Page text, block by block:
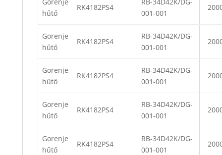
hűtő
RK4182PS4
001-001
Gorenje
hűtő
RK4182PS4
RB-34D42K/DG-
001-001
Gorenje
hűtő
RK4182PS4
RB-34D42K/DG-
001-001
Gorenje
hűtő
RK4182PS4
RB-34D42K/DG-
001-001
Gorenje
hűtő
RK4182PS4
RB-34D42K/DG-
001-001